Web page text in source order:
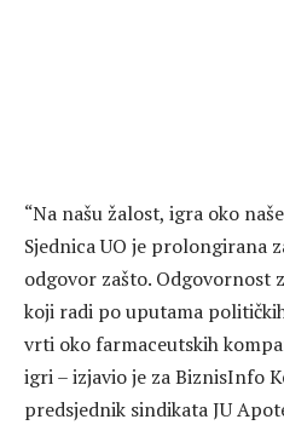
“Na našu žalost, igra oko
Sjednica UO je prolongirana
odgovor zašto. Odgovornost
koji radi po uputama
vrti oko farmaceutskih
igri – izjavio je za BiznisInfo
predsjednik sindikata JU